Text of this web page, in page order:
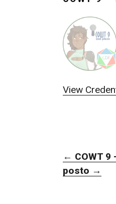
View
← COWT
posto →